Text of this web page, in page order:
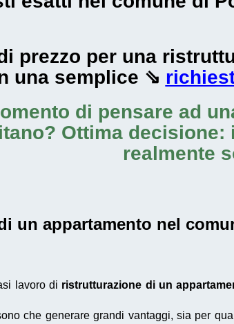
prezzo per una
una semplice ⇘
di pensare ad
? Ottima
realmente
un appartamento nel
lavoro di ristrutturazione di un
che generare grandi vantaggi, sia per